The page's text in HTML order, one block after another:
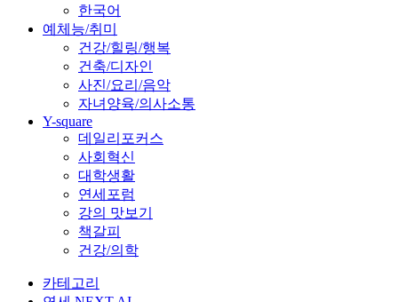
한국어
예체능/취미
건강/힐링/행복
건축/디자인
사진/요리/음악
자녀양육/의사소통
Y-square
데일리포커스
사회혁신
대학생활
연세포럼
강의 맛보기
책갈피
건강/의학
카테고리